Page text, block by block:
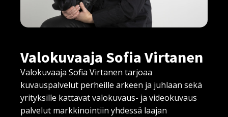
Valokuvaaja Sofia Virtanen
Valokuvaaja Sofia Virtanen tarjoaa
kuvauspalvelut perheille arkeen ja juhlaan sekä
yrityksille kattavat valokuvaus- ja videokuvaus
palvelut markkinointiin yhdessä laajan